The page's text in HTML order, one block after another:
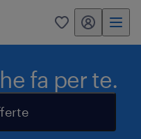
0 my randstad
fa per te.